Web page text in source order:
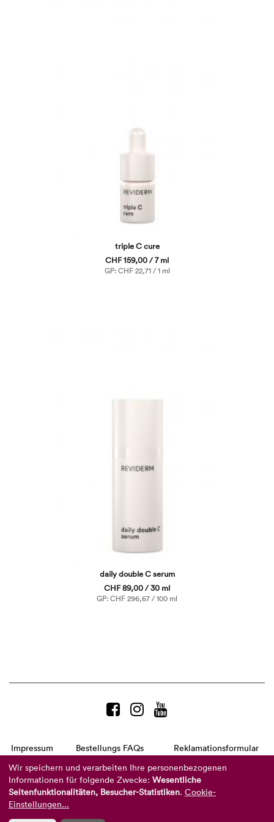
triple C cure
CHF 159,00 / 7 ml
GP: CHF 22,71 / 1 ml
daily double C serum
CHF 89,00 / 30 ml
GP: CHF 296,67 / 100 ml
Impressum Bestellungs FAQs
Reklamationsformular
AGB
Datenschutzerklärung
Barrierefreiheitserklärung
Telefon:+49 8104 8873-310
(Mo-Do: 9-16 Uhr und Fr: 9-14 Uhr)
Wir speichern und verarbeiten Ihre personenbezogenen
Informationen für folgende Zwecke: Wesentliche
Seitenfunktionalitäten, Besucher-Statistiken. Cookie-
Einstellungen...